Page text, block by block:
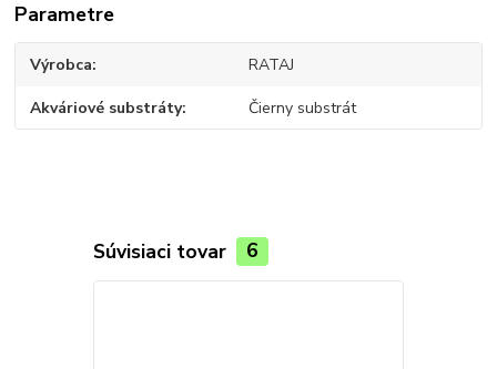
Parametre
Výrobca RATAJ
Akváriové substráty Čierny substrát
Súvisiaci tovar 6